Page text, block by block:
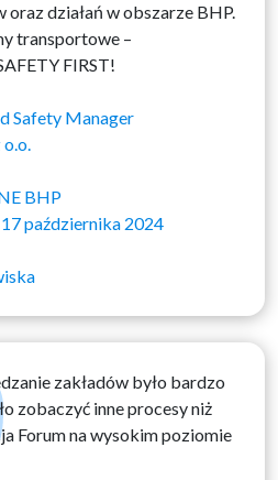
działań w obszarze BHP.
transportowe –
FIRST!
Safety Manager
BHP
października 2024
zakładów było bardzo
zobaczyć inne procesy niż
Forum na wysokim poziomie